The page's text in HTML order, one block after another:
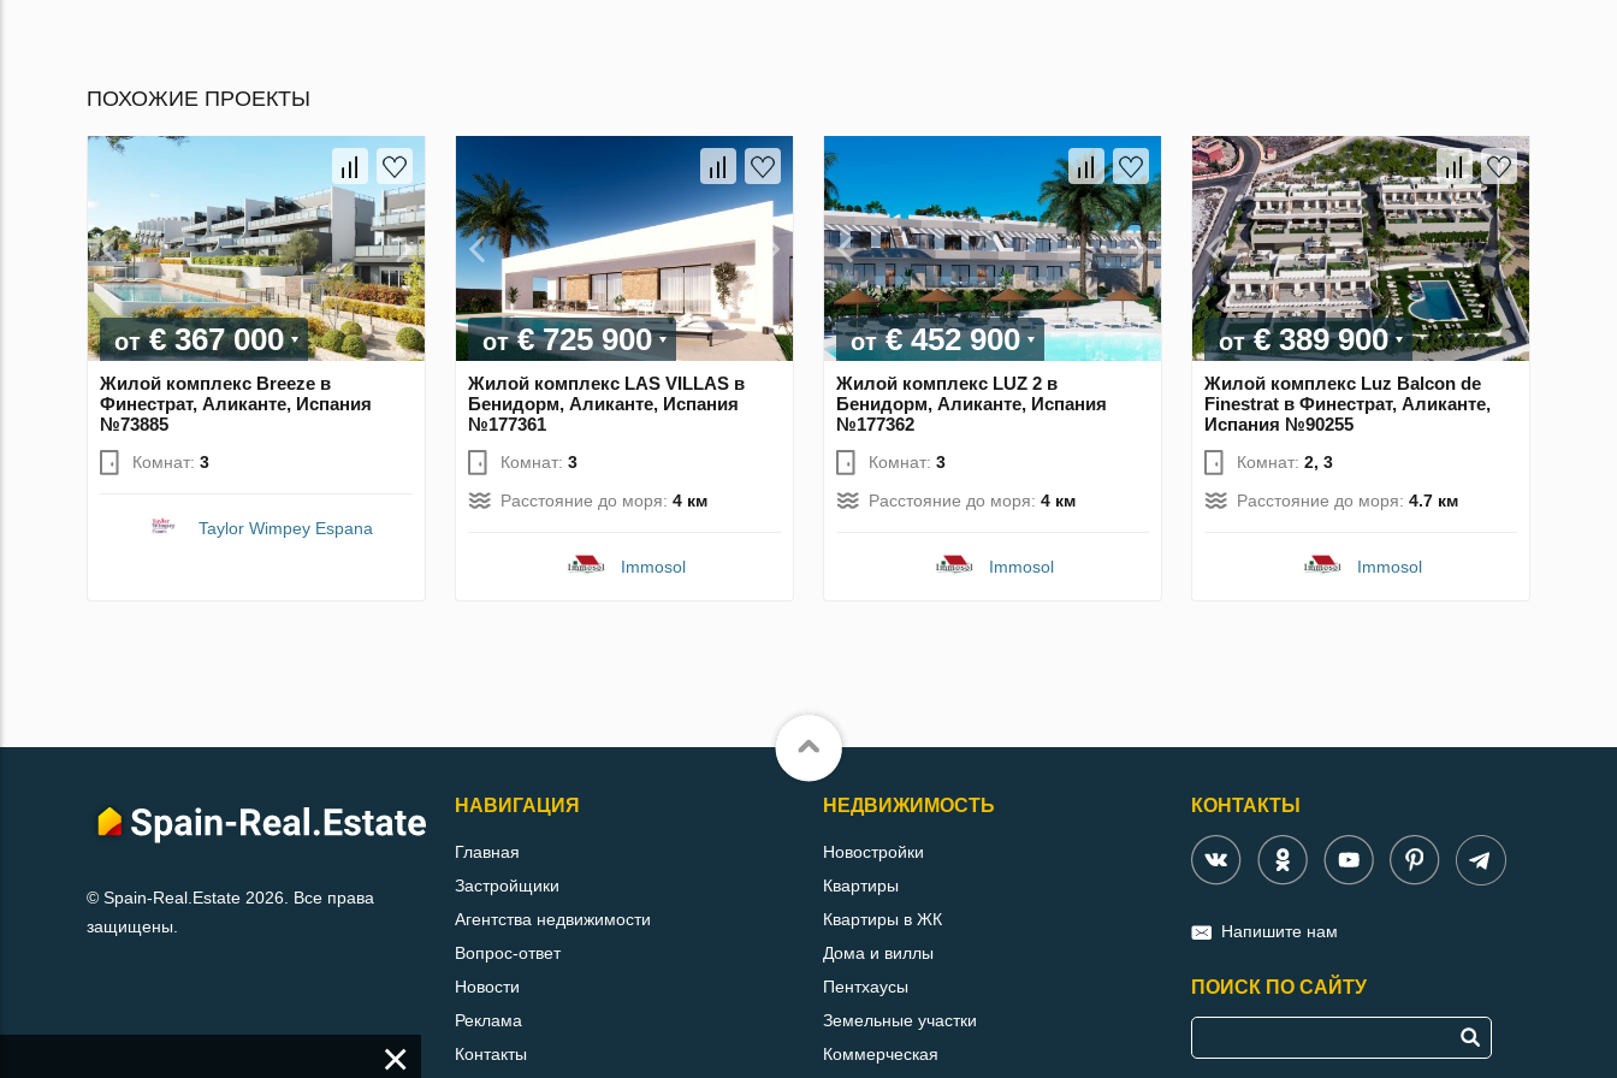
ПОХОЖИЕ ПРОЕКТЫ
от€ 367 000
Жилой комплекс Breeze в
Финестрат, Аликанте, Испания
№73885
Комнат: 3
Taylor Wimpey Espana
от€ 725 900
Жилой комплекс LAS VILLAS в
Бенидорм, Аликанте, Испания
№177361
Комнат: 3
Расстояние до моря: 4 км
Immosol
от€ 452 900
Жилой комплекс LUZ 2 в
Бенидорм, Аликанте, Испания
№177362
Комнат: 3
Расстояние до моря: 4 км
Immosol
от€ 389 900
Жилой комплекс Luz Balcon de
Finestrat в Финестрат, Аликанте,
Испания №90255
Комнат: 2, 3
Расстояние до моря: 4.7 км
Immosol
© Spain-Real.Estate 2026. Все права
защищены.
НАВИГАЦИЯ
Главная
Застройщики
Агентства недвижимости
Вопрос-ответ
Новости
Реклама
Контакты
НЕДВИЖИМОСТЬ
Новостройки
Квартиры
Квартиры в ЖК
Дома и виллы
Пентхаусы
Земельные участки
Коммерческая
КОНТАКТЫ
Напишите нам
ПОИСК ПО САЙТУ
×